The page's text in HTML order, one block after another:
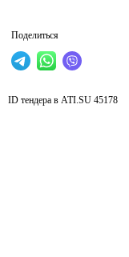
Поделиться
ID тендера в ATI.SU 45178